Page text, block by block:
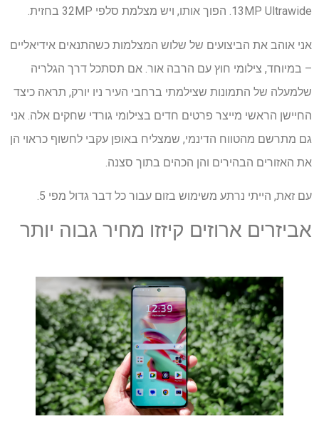
13MP Ultrawide. הפוך אותו, ויש מצלמת סלפי 32MP בחזית.
אני אוהב את הביצועים של שלוש המצלמות כשהתנאים אידיאליים
– במיוחד, צילומי חוץ עם הרבה אור. אם תסתכל דרך הגלריה
שלמעלה של התמונות שצילמתי ברחבי העיר ניו יורק, תראה כיצד
החיישן הראשי מייצר פרטים חדים בצילומי גורדי שחקים אלה. אני
גם מתרשם מהטווח הדינמי, שמצליח באופן עקבי לחשוף כראוי הן
את האזורים הבהירים והן הכהים בתוך סצנה.
עם זאת, הייתי נרתע משימוש בזום עבור כל דבר גדול מפי 5.
אביזרים ארוזים קיזזו מחיר גבוה יותר